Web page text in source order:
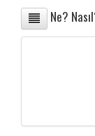
Ne?